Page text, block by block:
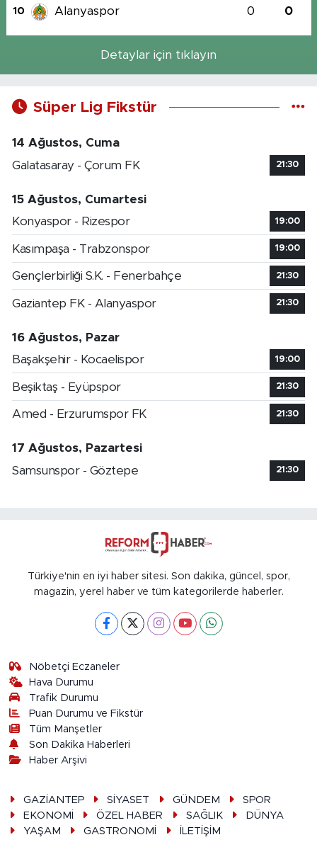
10 Alanyaspor 0 0
Detaylar için tıklayın
Süper Lig Fikstür
14 Ağustos, Cuma
Galatasaray - Çorum FK
21:30
15 Ağustos, Cumartesi
Konyaspor - Rizespor
19:00
Kasımpaşa - Trabzonspor 19:00
Gençlerbirliği S.K. - Fenerbahçe 21:30
Gaziantep FK - Alanyaspor 21:30
16 Ağustos, Pazar
Başakşehir - Kocaelispor
19:00
Beşiktaş - Eyüpspor 21:30
Amed - Erzurumspor FK 21:30
17 Ağustos, Pazartesi
Samsunspor - Göztepe
21:30
Türkiye'nin en iyi haber sitesi. Son dakika, güncel, spor,
magazin, yerel haber ve tüm kategorilerde haberler.
Nöbetçi Eczaneler
Hava Durumu
Trafik Durumu
Puan Durumu ve Fikstür
Tüm Manşetler
Son Dakika Haberleri
Haber Arşivi
GAZİANTEP SİYASET GÜNDEM
SPOR
EKONOMİ
ÖZEL HABER SAĞLIK
DÜNYA
YAŞAM
GASTRONOMİ İLETİŞİM